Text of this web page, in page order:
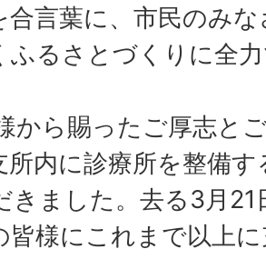
合言葉に、市民のみ
ふるさとづくりに全
から賜ったご厚志と
所内に診療所を整備
きました。去る3月21
皆様にこれまで以上